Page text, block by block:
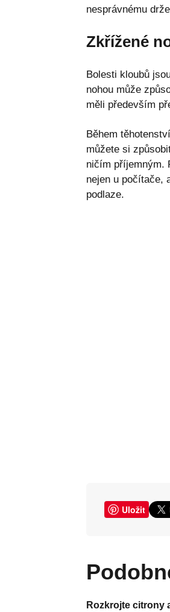
nesprávnému
Zkřížené
Bolesti kloubů
nohou může
měli především
Během
můžete si
ničím příjemným.
nejen u počítače,
podlaze.
Uložit
Rozkrojte citrony